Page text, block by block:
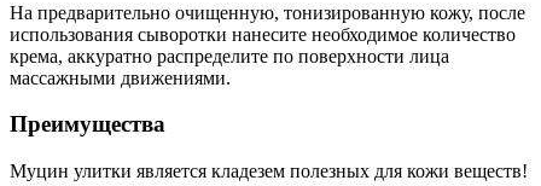
На предварительно очищенную, тонизированную кожу, после
использования сыворотки нанесите необходимое количество
крема, аккуратно распределите по поверхности лица
массажными движениями.
Преимущества
Муцин улитки является кладезем полезных для кожи веществ!